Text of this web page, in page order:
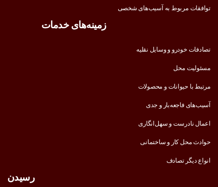
توافقات مربوط به آسیب‌های شخصی
زمینه‌های خدمات
تصادفات خودرو و وسایل نقلیه
مسئولیت محل
مرتبط با حیوانات و محصولات
آسیب‌های فاجعه‌بار و جدی
اعمال نادرست و سهل‌انگاری
حوادث محل کار و ساختمانی
انواع دیگر تصادف
رسیدن